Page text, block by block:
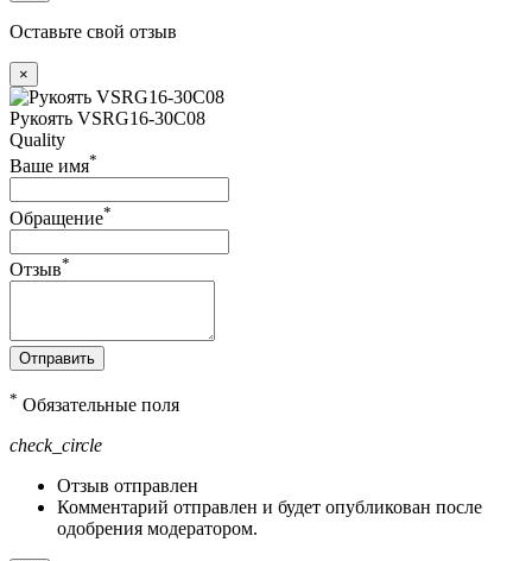
Оставьте свой отзыв
×
Рукоять VSRG16-30C08
Quality
Ваше имя*
Обращение*
Отзыв*
Отправить
* Обязательные поля
check_circle
Отзыв отправлен
Комментарий отправлен и будет опубликован после
одобрения модератором.